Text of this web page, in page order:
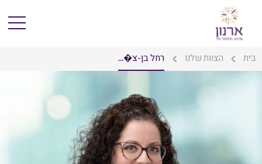
בית הצוות שלנו רחל בן-צ�...